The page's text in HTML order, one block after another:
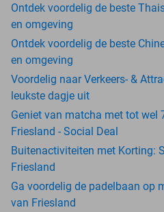
Ontdek voordelig de beste
en omgeving
Ontdek voordelig de beste
en omgeving
Voordelig naar Verkeers- &
leukste dagje uit
Geniet van matcha met tot wel
Friesland - Social Deal
Buitenactiviteiten met Korting:
Friesland
Ga voordelig de padelbaan op
van Friesland